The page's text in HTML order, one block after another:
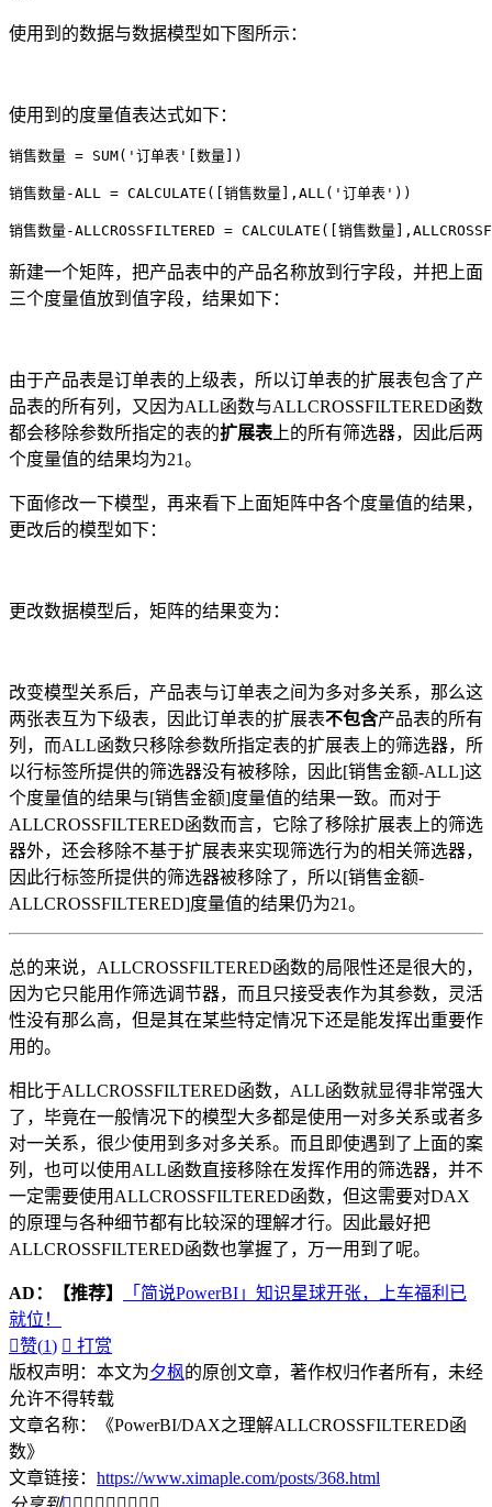
使用到的数据与数据模型如下图所示：
使用到的度量值表达式如下：
销售数量 = SUM('订单表'[数量])
销售数量-ALL = CALCULATE([销售数量],ALL('订单表'))
销售数量-ALLCROSSFILTERED = CALCULATE([销售数量
新建一个矩阵，把产品表中的产品名称放到行字段，并把上面
三个度量值放到值字段，结果如下：
由于产品表是订单表的上级表，所以订单表的扩展表包含了产
品表的所有列，又因为ALL函数与ALLCROSSFILTERED函数
都会移除参数所指定的表的扩展表 上的所有筛选器，因此后两
个度量值的结果均为21。
下面修改一下模型，再来看下上面矩阵中各个度量值的结果，
更改后的模型如下：
更改数据模型后，矩阵的结果变为：
改变模型关系后，产品表与订单表之间为多对多关系，那么这
两张表互为下级表，因此订单表的扩展表不包含产品表的所有
列，而ALL函数只移除参数所指定表的扩展表上的筛选器，所
以行标签所提供的筛选器没有被移除，因此[销售金额-ALL]这
个度量值的结果与[销售金额]度量值的结果一致。而对于
ALLCROSSFILTERED函数而言，它除了移除扩展表上的筛选
器外，还会移除不基于扩展表来实现筛选行为的相关筛选器，
因此行标签所提供的筛选器被移除了，所以[销售金额-
ALLCROSSFILTERED]度量值的结果仍为21。
总的来说，ALLCROSSFILTERED函数的局限性还是很大的，
因为它只能用作筛选调节器，而且只接受表作为其参数，灵活
性没有那么高，但是其在某些特定情况下还是能发挥出重要作
用的。
相比于ALLCROSSFILTERED函数，ALL函数就显得非常强大
了，毕竟在一般情况下的模型大多都是使用一对多关系或者多
对一关系，很少使用到多对多关系。而且即使遇到了上面的案
列，也可以使用ALL函数直接移除在发挥作用的筛选器，并不
一定需要使用ALLCROSSFILTERED函数，但这需要对DAX
的原理与各种细节都有比较深的理解才行。因此最好把
ALLCROSSFILTERED函数也掌握了，万一用到了呢。
AD： 【推荐】
「简说PowerBI」知识星球开张，上车福利已
就位！
赞(1)  打赏
版权声明：本文为夕枫的原创文章，著作权归作者所有，未经
允许不得转载
文章名称：《PowerBI/DAX之理解ALLCROSSFILTERED函
数》
文章链接： https://www.ximaple.com/posts/368.html